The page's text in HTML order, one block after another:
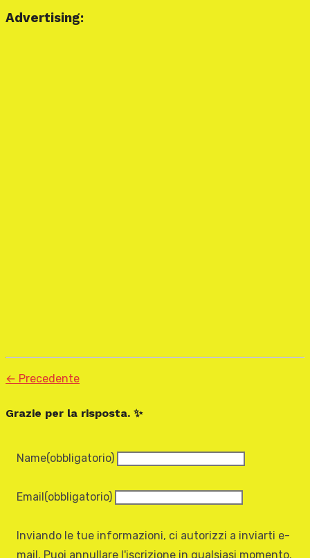
Advertising:
← Precedente
Grazie per la risposta. ✨
Name(obbligatorio)
Email(obbligatorio)
Inviando le tue informazioni, ci autorizzi a inviarti e-
mail. Puoi annullare l'iscrizione in qualsiasi momento.